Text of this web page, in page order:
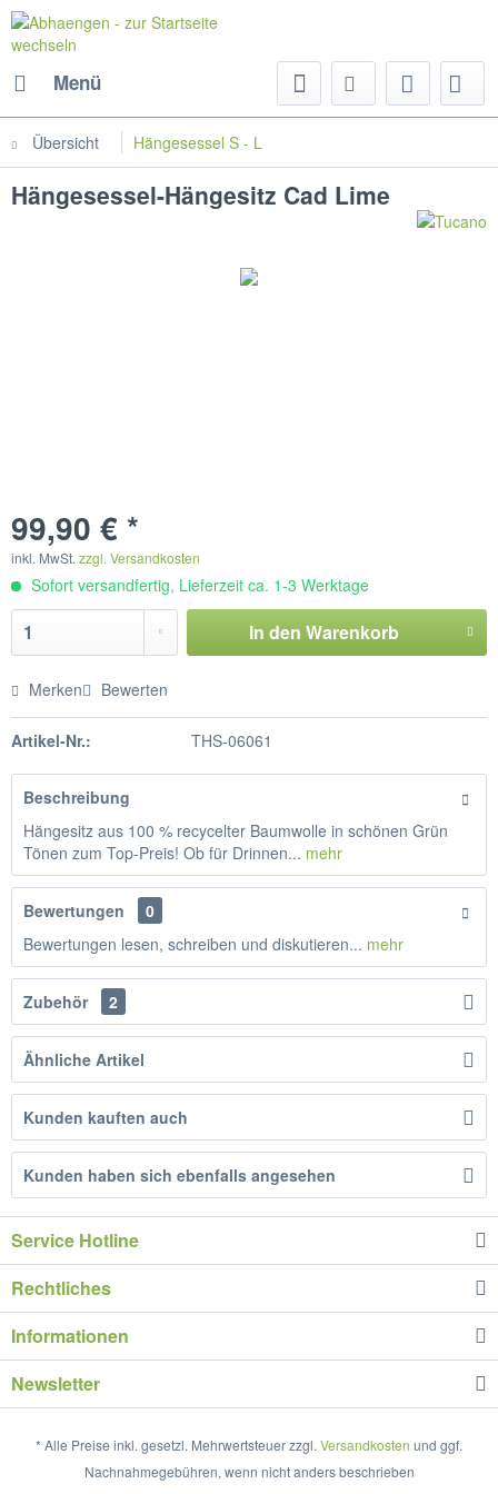
Menü
Übersicht Hängesessel S - L
Hängesessel-Hängesitz Cad Lime
99,90 € *
inkl. MwSt. zzgl. Versandkosten
Sofort versandfertig, Lieferzeit ca. 1-3 Werktage
In den Warenkorb
Merken Bewerten
Artikel-Nr.: THS-06061
Beschreibung
Hängesitz aus 100 % recycelter Baumwolle in schönen Grün
Tönen zum Top-Preis! Ob für Drinnen... mehr
Bewertungen
0
Bewertungen lesen, schreiben und diskutieren... mehr
Zubehör 2
Ähnliche Artikel
Kunden kauften auch
Kunden haben sich ebenfalls angesehen
Service Hotline
Rechtliches
Informationen
Newsletter
* Alle Preise inkl. gesetzl. Mehrwertsteuer zzgl. Versandkosten und ggf.
Nachnahmegebühren, wenn nicht anders beschrieben